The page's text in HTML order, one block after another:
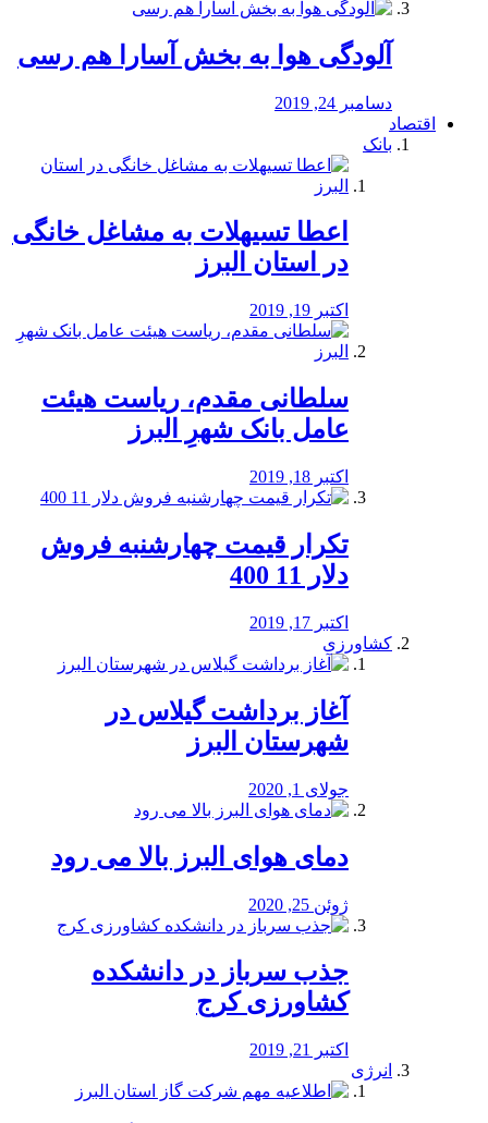
آلودگی هوا به بخش آسارا هم رسی
دسامبر 24, 2019
اقتصاد
بانک
️اعطا تسیهلات به مشاغل خانگی
در استان البرز
اکتبر 19, 2019
سلطانی مقدم، ریاست هیئت
عامل بانک شهرِ البرز
اکتبر 18, 2019
تکرار قیمت چهارشنبه فروش
دلار 11 400
اکتبر 17, 2019
کشاورزی
آغاز برداشت گیلاس در
شهرستان البرز
جولای 1, 2020
دمای هوای البرز بالا می رود
ژوئن 25, 2020
جذب سرباز در دانشکده
کشاورزی کرج
اکتبر 21, 2019
انرژی